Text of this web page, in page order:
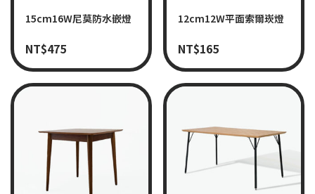
15cm16W尼莫防水嵌燈
NT$475
12cm12W平面索爾崁燈
NT$165